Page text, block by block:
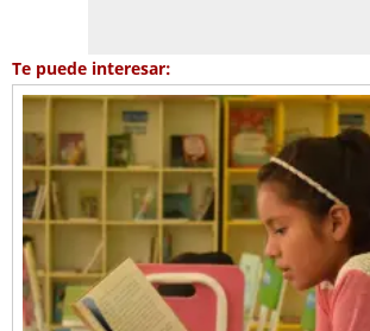
Te puede interesar: